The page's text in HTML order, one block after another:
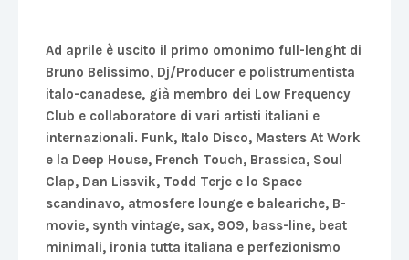
Ad aprile è uscito il primo omonimo full-lenght di
Bruno Belissimo, Dj/Producer e polistrumentista
italo-canadese, già membro dei Low Frequency
Club e collaboratore di vari artisti italiani e
internazionali. Funk, Italo Disco, Masters At Work
e la Deep House, French Touch, Brassica, Soul
Clap, Dan Lissvik, Todd Terje e lo Space
scandinavo, atmosfere lounge e baleariche, B-
movie, synth vintage, sax, 909, bass-line, beat
minimali, ironia tutta italiana e perfezionismo